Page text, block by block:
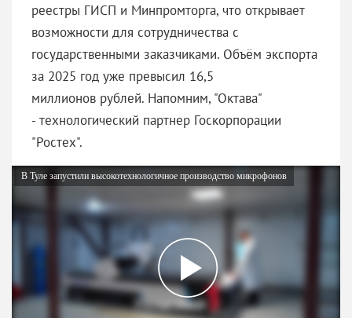
реестры ГИСП и Минпромторга, что открывает
возможности для сотрудничества с
государственными заказчиками. Объём экспорта
за 2025 год уже превысил 16,5
миллионов рублей. Напомним, "Октава"
- технологический партнер Госкорпорации
"Ростех".
В Туле запустили высокотехнологичное производство микрофонов